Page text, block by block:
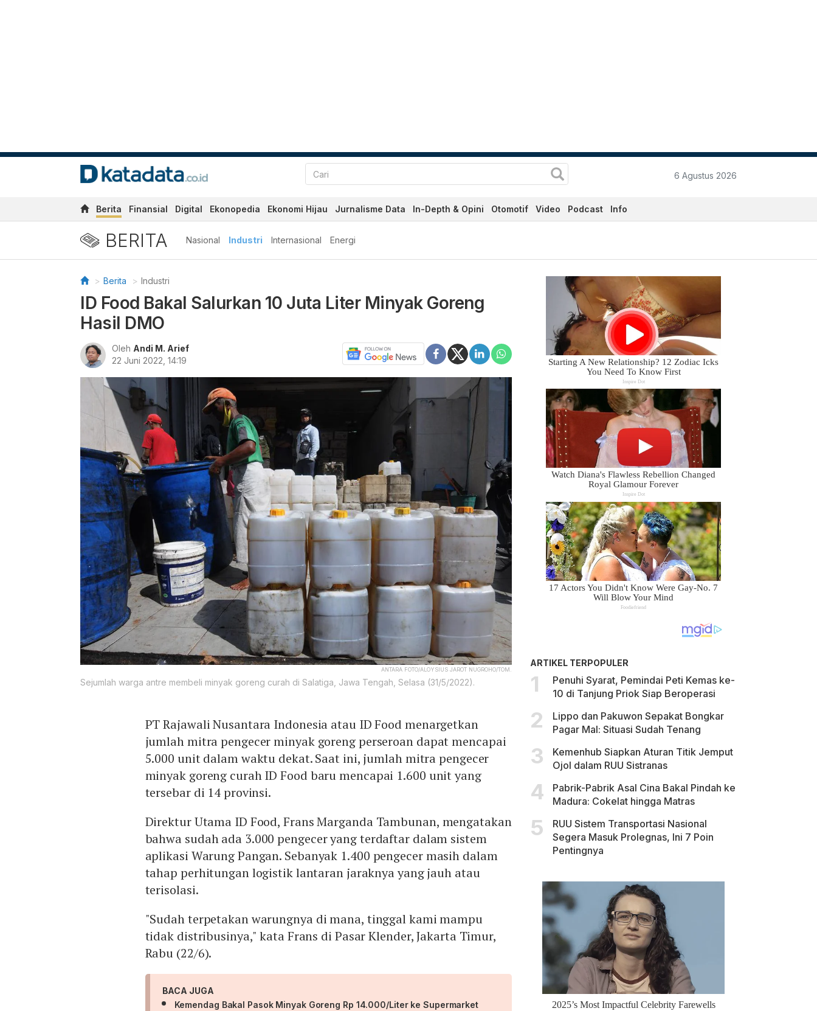
6 Agustus 2026
Berita Finansial Digital Ekonopedia Ekonomi Hijau Jurnalisme Data In-Depth & Opini Otomotif Video Podcast Info
BERITA Nasional Industri Internasional Energi
Berita Industri
ID Food Bakal Salurkan 10 Juta Liter Minyak Goreng
Hasil DMO
Oleh Andi M. Arief
22 Juni 2022, 14:19
ANTARA FOTO/ALOYSIUS JAROT NUGROHO/TOM.
Sejumlah warga antre membeli minyak goreng curah di Salatiga, Jawa Tengah, Selasa (31/5/2022).
PT Rajawali Nusantara Indonesia atau ID Food menargetkan
jumlah mitra pengecer minyak goreng perseroan dapat mencapai
5.000 unit dalam waktu dekat. Saat ini, jumlah mitra pengecer
minyak goreng curah ID Food baru mencapai 1.600 unit yang
tersebar di 14 provinsi.
Direktur Utama ID Food, Frans Marganda Tambunan, mengatakan
bahwa sudah ada 3.000 pengecer yang terdaftar dalam sistem
aplikasi Warung Pangan. Sebanyak 1.400 pengecer masih dalam
tahap perhitungan logistik lantaran jaraknya yang jauh atau
terisolasi.
"Sudah terpetakan warungnya di mana, tinggal kami mampu
tidak distribusinya," kata Frans di Pasar Klender, Jakarta Timur,
Rabu (22/6).
BACA JUGA
Kemendag Bakal Pasok Minyak Goreng Rp 14.000/Liter ke Supermarket
ARTIKEL TERPOPULER
Penuhi Syarat, Pemindai Peti Kemas ke-
10 di Tanjung Priok Siap Beroperasi
Lippo dan Pakuwon Sepakat Bongkar
Pagar Mal: Situasi Sudah Tenang
Kemenhub Siapkan Aturan Titik Jemput
Ojol dalam RUU Sistranas
Pabrik-Pabrik Asal Cina Bakal Pindah ke
Madura: Cokelat hingga Matras
RUU Sistem Transportasi Nasional
Segera Masuk Prolegnas, Ini 7 Poin
Pentingnya